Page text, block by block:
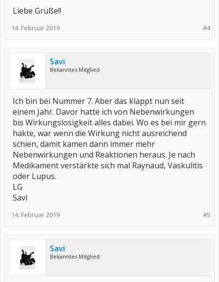
Liebe Grüße!!
#4
14. Februar 2019
Savi
Bekanntes Mitglied
Ich bin bei Nummer 7. Aber das klappt nun seit
einem Jahr. Davor hatte ich von Nebenwirkungen
bis Wirkungslosigkeit alles dabei. Wo es bei mir gern
hakte, war wenn die Wirkung nicht ausreichend
schien, damit kamen dann immer mehr
Nebenwirkungen und Reaktionen heraus. Je nach
Medikament verstärkte sich mal Raynaud, Vaskulitis
oder Lupus.
LG
Savi
#5
14. Februar 2019
Savi
Bekanntes Mitglied